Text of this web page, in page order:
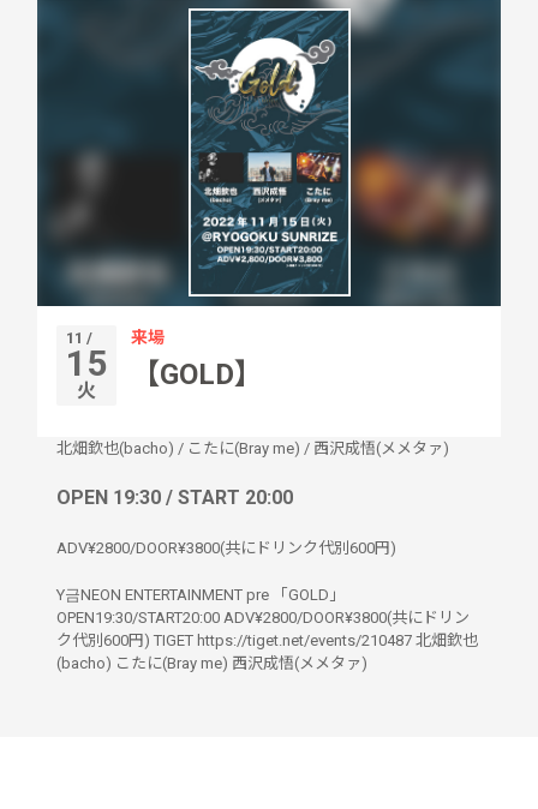
11 /
15
火
来場
【GOLD】
北畑欽也(bacho) / こたに(Bray me) / 西沢成悟(メメタァ)
OPEN 19:30 / START 20:00
ADV¥2800/DOOR¥3800(共にドリンク代別600円)
Y금NEON ENTERTAINMENT pre 「GOLD」
OPEN19:30/START20:00 ADV¥2800/DOOR¥3800(共にドリン
ク代別600円) TIGET https://tiget.net/events/210487 北畑欽也
(bacho) こたに(Bray me) 西沢成悟(メメタァ)